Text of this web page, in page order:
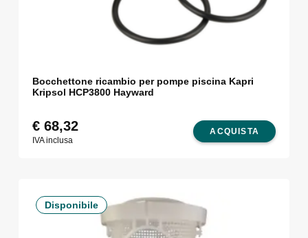
Bocchettone ricambio per pompe piscina Kapri
Kripsol HCP3800 Hayward
ACQUISTA
€68,32
IVA inclusa
Disponibile